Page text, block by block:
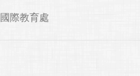
國際教育處